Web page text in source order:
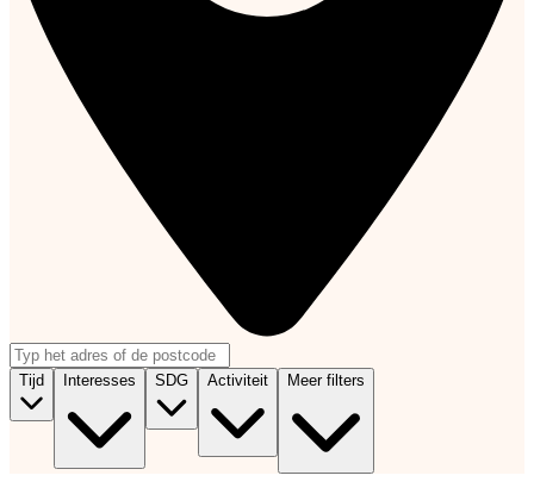
Tijd Interesses SDG Activiteit Meer filters